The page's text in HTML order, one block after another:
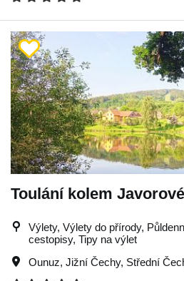
Toulání kolem
Výlety, Výlety do přírody,
cestopisy, Tipy na výlet
Ounuz, Jižní Čechy, Střední